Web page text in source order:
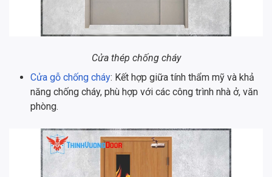
Cửa thép chống cháy
Cửa gỗ chống cháy: Kết hợp giữa tính thẩm mỹ và khả
năng chống cháy, phù hợp với các công trình nhà ở, văn
phòng.